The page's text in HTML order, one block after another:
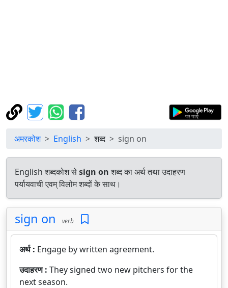
अमरकोश English शब्द sign on
English शब्दकोश सेsign onशब्द का अर्थ तथा उदाहरण
पर्यायवाची एवम् विलोम शब्दों के साथ।
sign on verb
अर्थ : Engage by written agreement.
उदाहरण : They signed two new pitchers for the
next season.